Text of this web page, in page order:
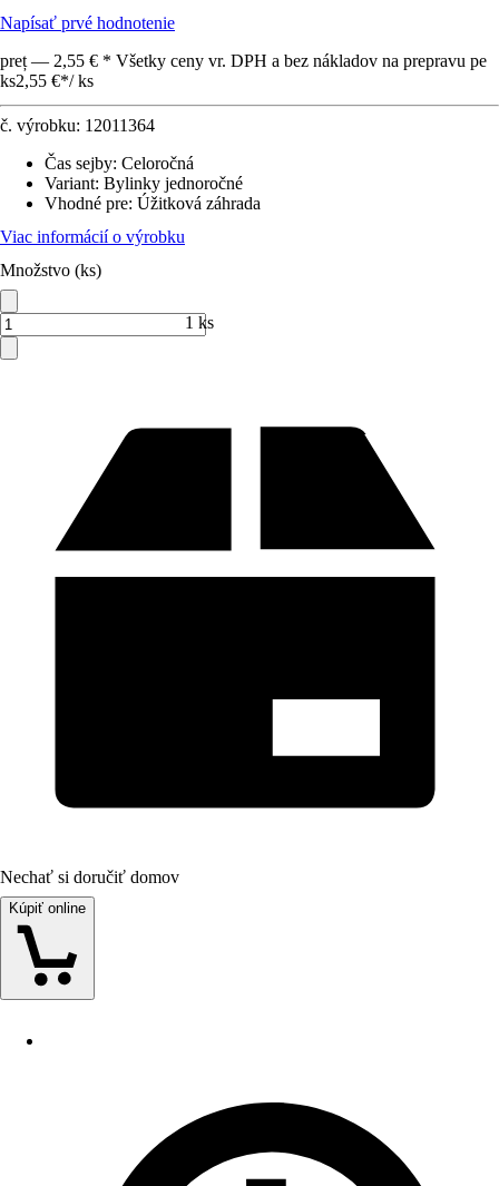
Napísať prvé hodnotenie
preț — 2,55 € * Všetky ceny vr. DPH a bez nákladov na prepravu pe
ks2,55 €*/ ks
č. výrobku: 12011364
Čas sejby: Celoročná
Variant: Bylinky jednoročné
Vhodné pre: Úžitková záhrada
Viac informácií o výrobku
Množstvo (ks)
1 ks
Nechať si doručiť domov
Kúpiť online